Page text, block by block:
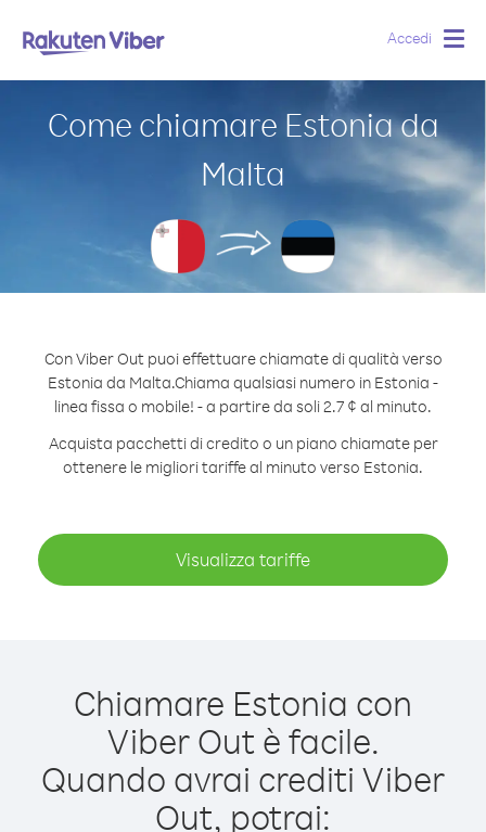
Accedi
Come chiamare Estonia da
Malta
Con Viber Out puoi effettuare chiamate di qualità verso
Estonia da Malta.Chiama qualsiasi numero in Estonia -
linea fissa o mobile! - a partire da soli 2.7 ¢ al minuto.
Acquista pacchetti di credito o un piano chiamate per
ottenere le migliori tariffe al minuto verso Estonia.
Visualizza tariffe
Chiamare Estonia con
Viber Out è facile.
Quando avrai crediti Viber
Out, potrai: